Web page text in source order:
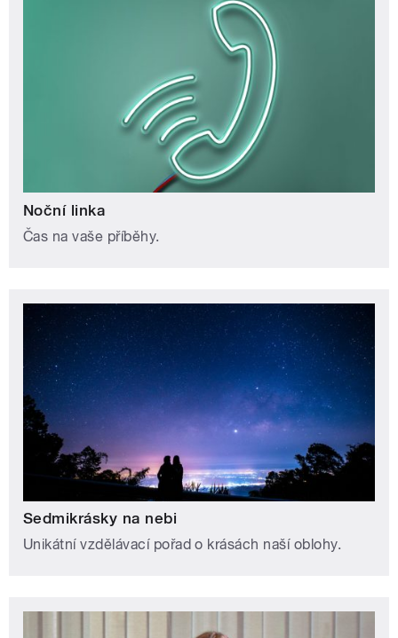
Noční linka
Čas na vaše příběhy.
Sedmikrásky na nebi
Unikátní vzdělávací pořad o krásách naší oblohy.